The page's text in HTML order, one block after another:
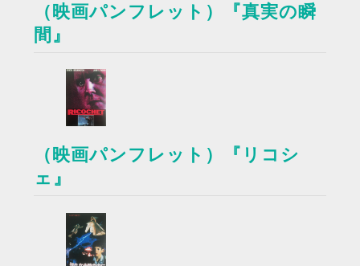
（映画パンフレット）『真実の瞬
間』
（映画パンフレット）『リコシ
ェ』